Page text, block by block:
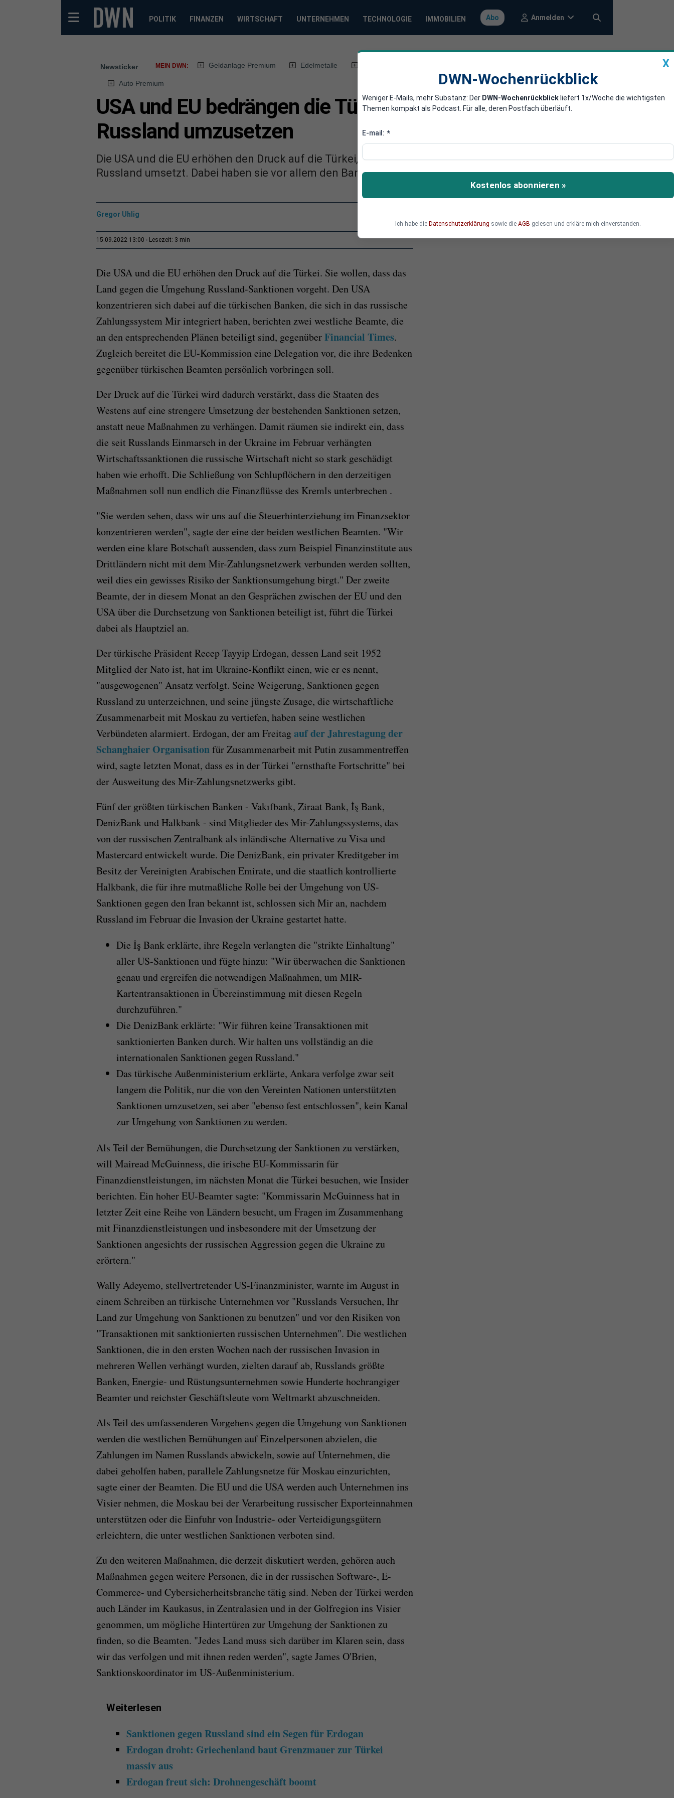
POLITIK FINANZEN WIRTSCHAFT UNTERNEHMEN TECHNOLOGIE IMMOBILIEN Abo Anmelden
Newsticker MEIN DWN: Geldanlage Premium Edelmetalle
Auto Premium
USA und EU bedrängen die Türkei, Sanktionen gegen
Russland umzusetzen
Die USA und die EU erhöhen den Druck auf die Türkei, damit das Land die Sanktionen gegen
Russland umsetzt. Dabei haben sie vor allem den Bankensektor im Blick.
Gregor Uhlig
15.09.2022 13:00 Lesezeit: 3 min
Die USA und die EU erhöhen den Druck auf die Türkei. Sie wollen, dass das
Land gegen die Umgehung Russland-Sanktionen vorgeht. Den USA
konzentrieren sich dabei auf die türkischen Banken, die sich in das russische
Zahlungssystem Mir integriert haben, berichten zwei westliche Beamte, die
an den entsprechenden Plänen beteiligt sind, gegenüberFinancial Times.
Zugleich bereitet die EU-Kommission eine Delegation vor, die ihre Bedenken
gegenüber türkischen Beamten persönlich vorbringen soll.
Der Druck auf die Türkei wird dadurch verstärkt, dass die Staaten des
Westens auf eine strengere Umsetzung der bestehenden Sanktionen setzen,
anstatt neue Maßnahmen zu verhängen. Damit räumen sie indirekt ein, dass
die seit Russlands Einmarsch in der Ukraine im Februar verhängten
Wirtschaftssanktionen die russische Wirtschaft nicht so stark geschädigt
haben wie erhofft. Die Schließung von Schlupflöchern in den derzeitigen
Maßnahmen soll nun endlich die Finanzflüsse des Kremls unterbrechen .
"Sie werden sehen, dass wir uns auf die Steuerhinterziehung im Finanzsektor
konzentrieren werden", sagte der eine der beiden westlichen Beamten. "Wir
werden eine klare Botschaft aussenden, dass zum Beispiel Finanzinstitute aus
Drittländern nicht mit dem Mir-Zahlungsnetzwerk verbunden werden sollten,
weil dies ein gewisses Risiko der Sanktionsumgehung birgt." Der zweite
Beamte, der in diesem Monat an den Gesprächen zwischen der EU und den
USA über die Durchsetzung von Sanktionen beteiligt ist, führt die Türkei
dabei als Hauptziel an.
Der türkische Präsident Recep Tayyip Erdogan, dessen Land seit 1952
Mitglied der Nato ist, hat im Ukraine-Konflikt einen, wie er es nennt,
"ausgewogenen" Ansatz verfolgt. Seine Weigerung, Sanktionen gegen
Russland zu unterzeichnen, und seine jüngste Zusage, die wirtschaftliche
Zusammenarbeit mit Moskau zu vertiefen, haben seine westlichen
Verbündeten alarmiert. Erdogan, der am Freitagauf der Jahrestagung der
Schanghaier Organisationfür Zusammenarbeit mit Putin zusammentreffen
wird, sagte letzten Monat, dass es in der Türkei "ernsthafte Fortschritte" bei
der Ausweitung des Mir-Zahlungsnetzwerks gibt.
Fünf der größten türkischen Banken - Vakıfbank, Ziraat Bank, İş Bank,
DenizBank und Halkbank - sind Mitglieder des Mir-Zahlungssystems, das
von der russischen Zentralbank als inländische Alternative zu Visa und
Mastercard entwickelt wurde. Die DenizBank, ein privater Kreditgeber im
Besitz der Vereinigten Arabischen Emirate, und die staatlich kontrollierte
Halkbank, die für ihre mutmaßliche Rolle bei der Umgehung von US-
Sanktionen gegen den Iran bekannt ist, schlossen sich Mir an, nachdem
Russland im Februar die Invasion der Ukraine gestartet hatte.
Die İş Bank erklärte, ihre Regeln verlangten die "strikte Einhaltung"
aller US-Sanktionen und fügte hinzu: "Wir überwachen die Sanktionen
genau und ergreifen die notwendigen Maßnahmen, um MIR-
Kartentransaktionen in Übereinstimmung mit diesen Regeln
durchzuführen."
Die DenizBank erklärte: "Wir führen keine Transaktionen mit
sanktionierten Banken durch. Wir halten uns vollständig an die
internationalen Sanktionen gegen Russland."
Das türkische Außenministerium erklärte, Ankara verfolge zwar seit
langem die Politik, nur die von den Vereinten Nationen unterstützten
Sanktionen umzusetzen, sei aber "ebenso fest entschlossen", kein Kanal
zur Umgehung von Sanktionen zu werden.
Als Teil der Bemühungen, die Durchsetzung der Sanktionen zu verstärken,
will Mairead McGuinness, die irische EU-Kommissarin für
Finanzdienstleistungen, im nächsten Monat die Türkei besuchen, wie Insider
berichten. Ein hoher EU-Beamter sagte: "Kommissarin McGuinness hat in
letzter Zeit eine Reihe von Ländern besucht, um Fragen im Zusammenhang
mit Finanzdienstleistungen und insbesondere mit der Umsetzung der
Sanktionen angesichts der russischen Aggression gegen die Ukraine zu
erörtern."
Wally Adeyemo, stellvertretender US-Finanzminister, warnte im August in
einem Schreiben an türkische Unternehmen vor "Russlands Versuchen, Ihr
Land zur Umgehung von Sanktionen zu benutzen" und vor den Risiken von
"Transaktionen mit sanktionierten russischen Unternehmen". Die westlichen
Sanktionen, die in den ersten Wochen nach der russischen Invasion in
mehreren Wellen verhängt wurden, zielten darauf ab, Russlands größte
Banken, Energie- und Rüstungsunternehmen sowie Hunderte hochrangiger
Beamter und reichster Geschäftsleute vom Weltmarkt abzuschneiden.
Als Teil des umfassenderen Vorgehens gegen die Umgehung von Sanktionen
werden die westlichen Bemühungen auf Einzelpersonen abzielen, die
Zahlungen im Namen Russlands abwickeln, sowie auf Unternehmen, die
dabei geholfen haben, parallele Zahlungsnetze für Moskau einzurichten,
sagte einer der Beamten. Die EU und die USA werden auch Unternehmen ins
Visier nehmen, die Moskau bei der Verarbeitung russischer Exporteinnahmen
unterstützen oder die Einfuhr von Industrie- oder Verteidigungsgütern
erleichtern, die unter westlichen Sanktionen verboten sind.
Zu den weiteren Maßnahmen, die derzeit diskutiert werden, gehören auch
Maßnahmen gegen weitere Personen, die in der russischen Software-, E-
Commerce- und Cybersicherheitsbranche tätig sind. Neben der Türkei werden
auch Länder im Kaukasus, in Zentralasien und in der Golfregion ins Visier
genommen, um mögliche Hintertüren zur Umgehung der Sanktionen zu
finden, so die Beamten. "Jedes Land muss sich darüber im Klaren sein, dass
wir das verfolgen und mit ihnen reden werden", sagte James O'Brien,
Sanktionskoordinator im US-Außenministerium.
Weiterlesen
Sanktionen gegen Russland sind ein Segen für Erdogan
Erdogan droht: Griechenland baut Grenzmauer zur Türkei
massiv aus
Erdogan freut sich: Drohnengeschäft boomt
X
DWN-Wochenrückblick
Weniger E-Mails, mehr Substanz: Der DWN-Wochenrückblick liefert 1x/Woche die wichtigsten
Themen kompakt als Podcast. Für alle, deren Postfach überläuft.
E-mail: *
Kostenlos abonnieren »
Ich habe die Datenschutzerklärung sowie die AGB gelesen und erkläre mich einverstanden.